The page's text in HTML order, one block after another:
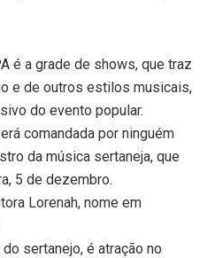
é a grade de shows, que traz
e de outros estilos musicais,
do evento popular.
comandada por ninguém
da música sertaneja, que
5 de dezembro.
Lorenah, nome em
sertanejo, é atração no